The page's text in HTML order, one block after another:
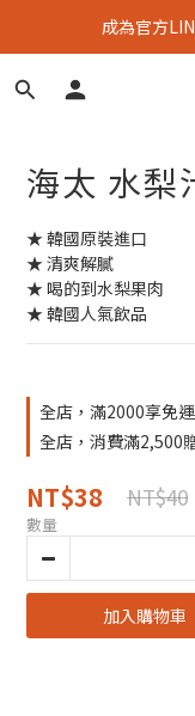
成為官方
海太 水梨
★ 韓國原裝進口
★ 清爽解膩
★ 喝的到水梨果肉
★ 韓國人氣飲品
全店，滿2000享免
全店，消費滿2,500
NT$38 NT$40
數量
加入購物車